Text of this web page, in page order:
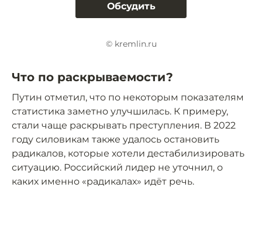
Обсудить
© kremlin.ru
Что по раскрываемости?
Путин отметил, что по некоторым показателям
статистика заметно улучшилась. К примеру,
стали чаще раскрывать преступления. В 2022
году силовикам также удалось остановить
радикалов, которые хотели дестабилизировать
ситуацию. Российский лидер не уточнил, о
каких именно «радикалах» идёт речь.